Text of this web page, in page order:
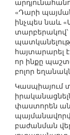
«Դարի
ինչպես նաև
հայտարարել
որ ինքը
բոլոր
Կասպիայում
փաստորեն
բաժանման